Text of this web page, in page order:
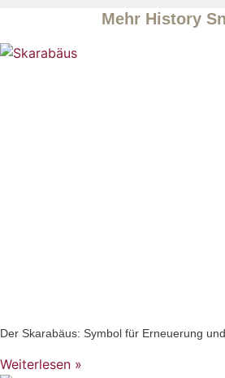
Mehr History
Der Skarabäus: Symbol für Erneuerung
Weiterlesen »